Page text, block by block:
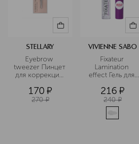
STELLARY
Eyebrow
tweezer Пинцет
для коррекции
170 ¤
270 ¤
VIVIENNE SABO
Fixateur
Lamination
effect Гель для
эффектом
ламинирования
216 ¤
240 ¤